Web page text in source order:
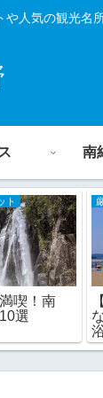
人気の観光名
南
ト
喫！南
選